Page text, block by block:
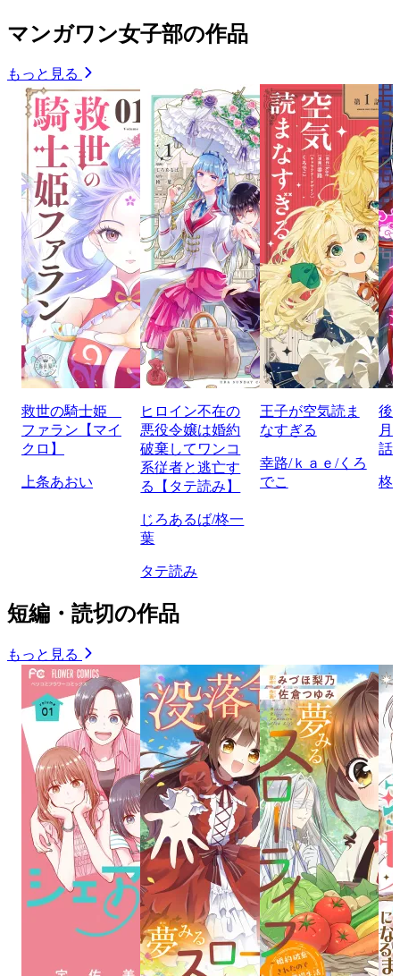
マンガワン女子部の作品
もっと見る
救世の騎士姫
ファラン【マイ
クロ】
上条あおい
ヒロイン不在の
悪役令嬢は婚約
破棄してワンコ
系従者と逃亡す
る【タテ読み】
じろあるば/柊一
葉
タテ読み
王子が空気読ま
なすぎる
幸路/ｋａｅ/くろ
でこ
後
月
話
柊
短編・読切の作品
もっと見る